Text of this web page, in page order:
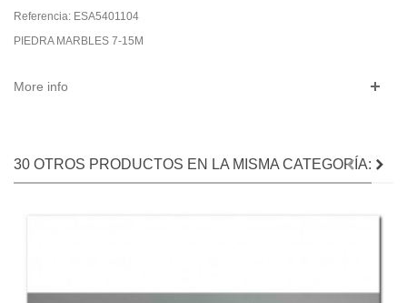
Referencia: ESA5401104
PIEDRA MARBLES 7-15M
More info
30 OTROS PRODUCTOS EN LA MISMA CATEGORÍA: